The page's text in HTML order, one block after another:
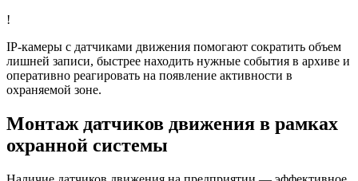
!
IP-камеры с датчиками движения помогают сократить объем
лишней записи, быстрее находить нужные события в архиве и
оперативно реагировать на появление активности в
охраняемой зоне.
Монтаж датчиков движения в рамках
охранной системы